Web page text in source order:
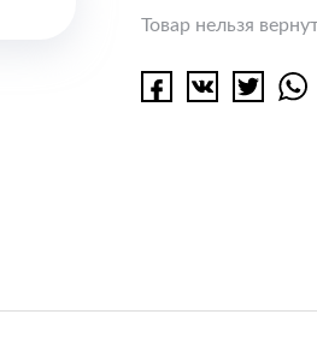
Товар нельзя